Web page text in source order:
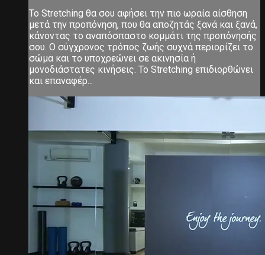
Το Stretching θα σου αφήσει την πιο ωραία αίσθηση
μετά την προπόνηση, που θα αποζητάς ξανά και ξανά,
κάνοντας το αναπόσπαστο κομμάτι της προπόνησής
σου. Ο σύγχρονος τρόπος ζωής συχνά περιορίζει το
σώμα και το υποχρεώνει σε ακινησία ή
μονοδιάστατες κινήσεις. Το Stretching επιδιορθώνει
και επαναφέρ...